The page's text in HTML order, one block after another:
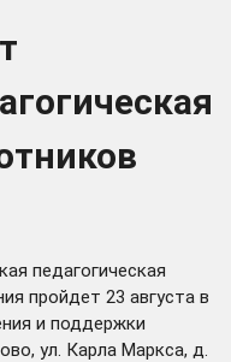
педагогическая
пройдет 23 августа в
и поддержки
ул. Карла Маркса, д.